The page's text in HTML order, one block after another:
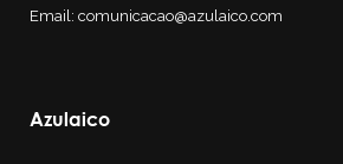
Email: comunicacao@azulaico.com
Azulaico